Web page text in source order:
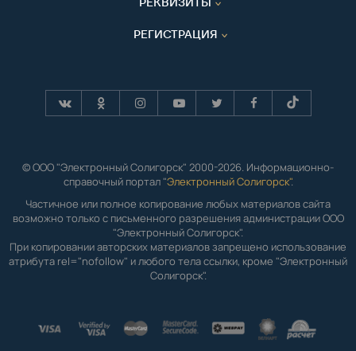
РЕГИСТРАЦИЯ
© ООО "Электронный Солигорск" 2000-2026. Информационно-
справочный портал "Электронный Солигорск".
Частичное или полное копирование любых материалов сайта
возможно только с письменного разрешения администрации ООО
"Электронный Солигорск".
При копировании авторских материалов запрещено использование
атрибута rel="nofollow" и любого тела ссылки, кроме "Электронный
Солигорск".